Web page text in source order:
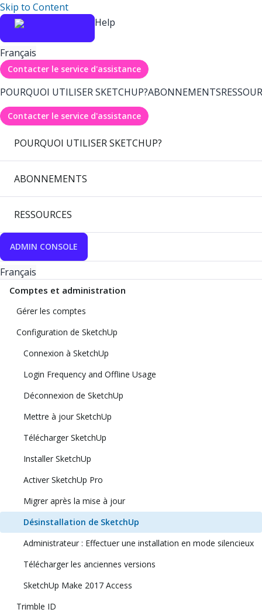
Skip to Content
Help
Français
Contacter le service d'assistance
POURQUOI UTILISER SKETCHUP?ABONNEMENTS
Contacter le service d'assistance
POURQUOI UTILISER SKETCHUP?
ABONNEMENTS
RESSOURCES
ADMIN CONSOLE
Français
Comptes et administration
Gérer les comptes
Configuration de SketchUp
Connexion à SketchUp
Login Frequency and Offline Usage
Déconnexion de SketchUp
Mettre à jour SketchUp
Télécharger SketchUp
Installer SketchUp
Activer SketchUp Pro
Migrer après la mise à jour
Désinstallation de SketchUp
Administrateur : Effectuer une installation en mode silencieux
Télécharger les anciennes versions
SketchUp Make 2017 Access
Trimble ID